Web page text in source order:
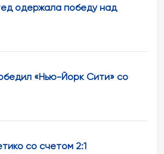
одержала победу над
«Нью-Йорк Сити» со
со счетом 2:1